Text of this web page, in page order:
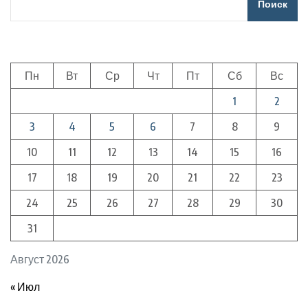
Поиск
Август 2026
Пн Вт Ср Чт Пт Сб
Вс
1
2
3
4 5 6 7 8
9
10
11 12 13 14 15
16
17
18 19 20 21 22
23
24
25 26 27 28 29
30
31
« Июл